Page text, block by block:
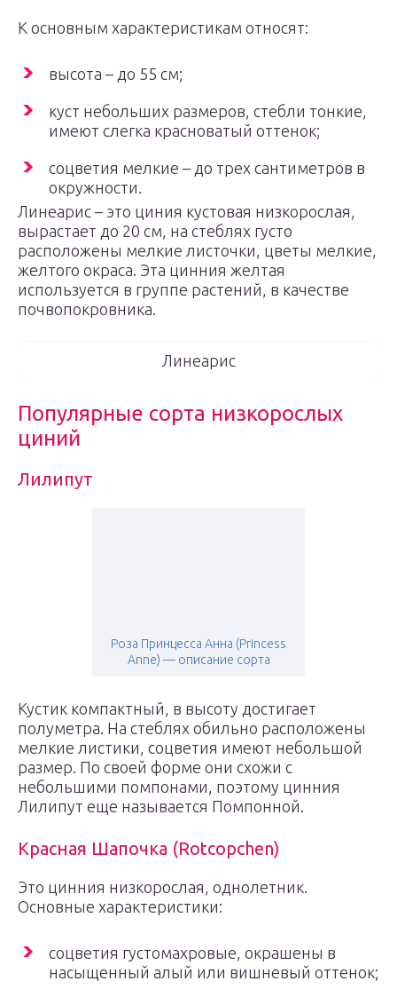
К основным характеристикам относят:
высота – до 55 см;
куст небольших размеров, стебли тонкие,
имеют слегка красноватый оттенок;
соцветия мелкие – до трех сантиметров в
окружности.
Линеарис – это циния кустовая низкорослая,
вырастает до 20 см, на стеблях густо
расположены мелкие листочки, цветы мелкие,
желтого окраса. Эта цинния желтая
используется в группе растений, в качестве
почвопокровника.
Линеарис
Популярные сорта низкорослых
циний
Лилипут
Роза Принцесса Анна (Princess
Anne) — описание сорта
Кустик компактный, в высоту достигает
полуметра. На стеблях обильно расположены
мелкие листики, соцветия имеют небольшой
размер. По своей форме они схожи с
небольшими помпонами, поэтому цинния
Лилипут еще называется Помпонной.
Красная Шапочка (Rotcopchen)
Это цинния низкорослая, однолетник.
Основные характеристики:
соцветия густомахровые, окрашены в
насыщенный алый или вишневый оттенок;